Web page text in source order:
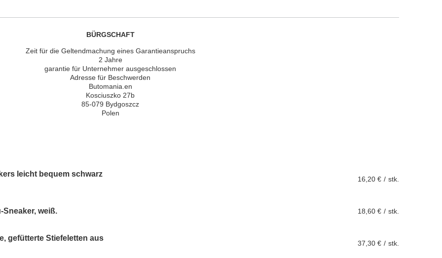
BÜRGSCHAFT
Zeit für die Geltendmachung eines Garantieanspruchs
2 Jahre
garantie für Unternehmer ausgeschlossen
Adresse für Beschwerden
Butomania.en
Kosciuszko 27b
85-079 Bydgoszcz
Polen
leicht bequem schwarz
16,20 € / stk.
Sneaker, weiß. 18,60 € / stk.
gefütterte Stiefeletten aus
37,30 € / stk.